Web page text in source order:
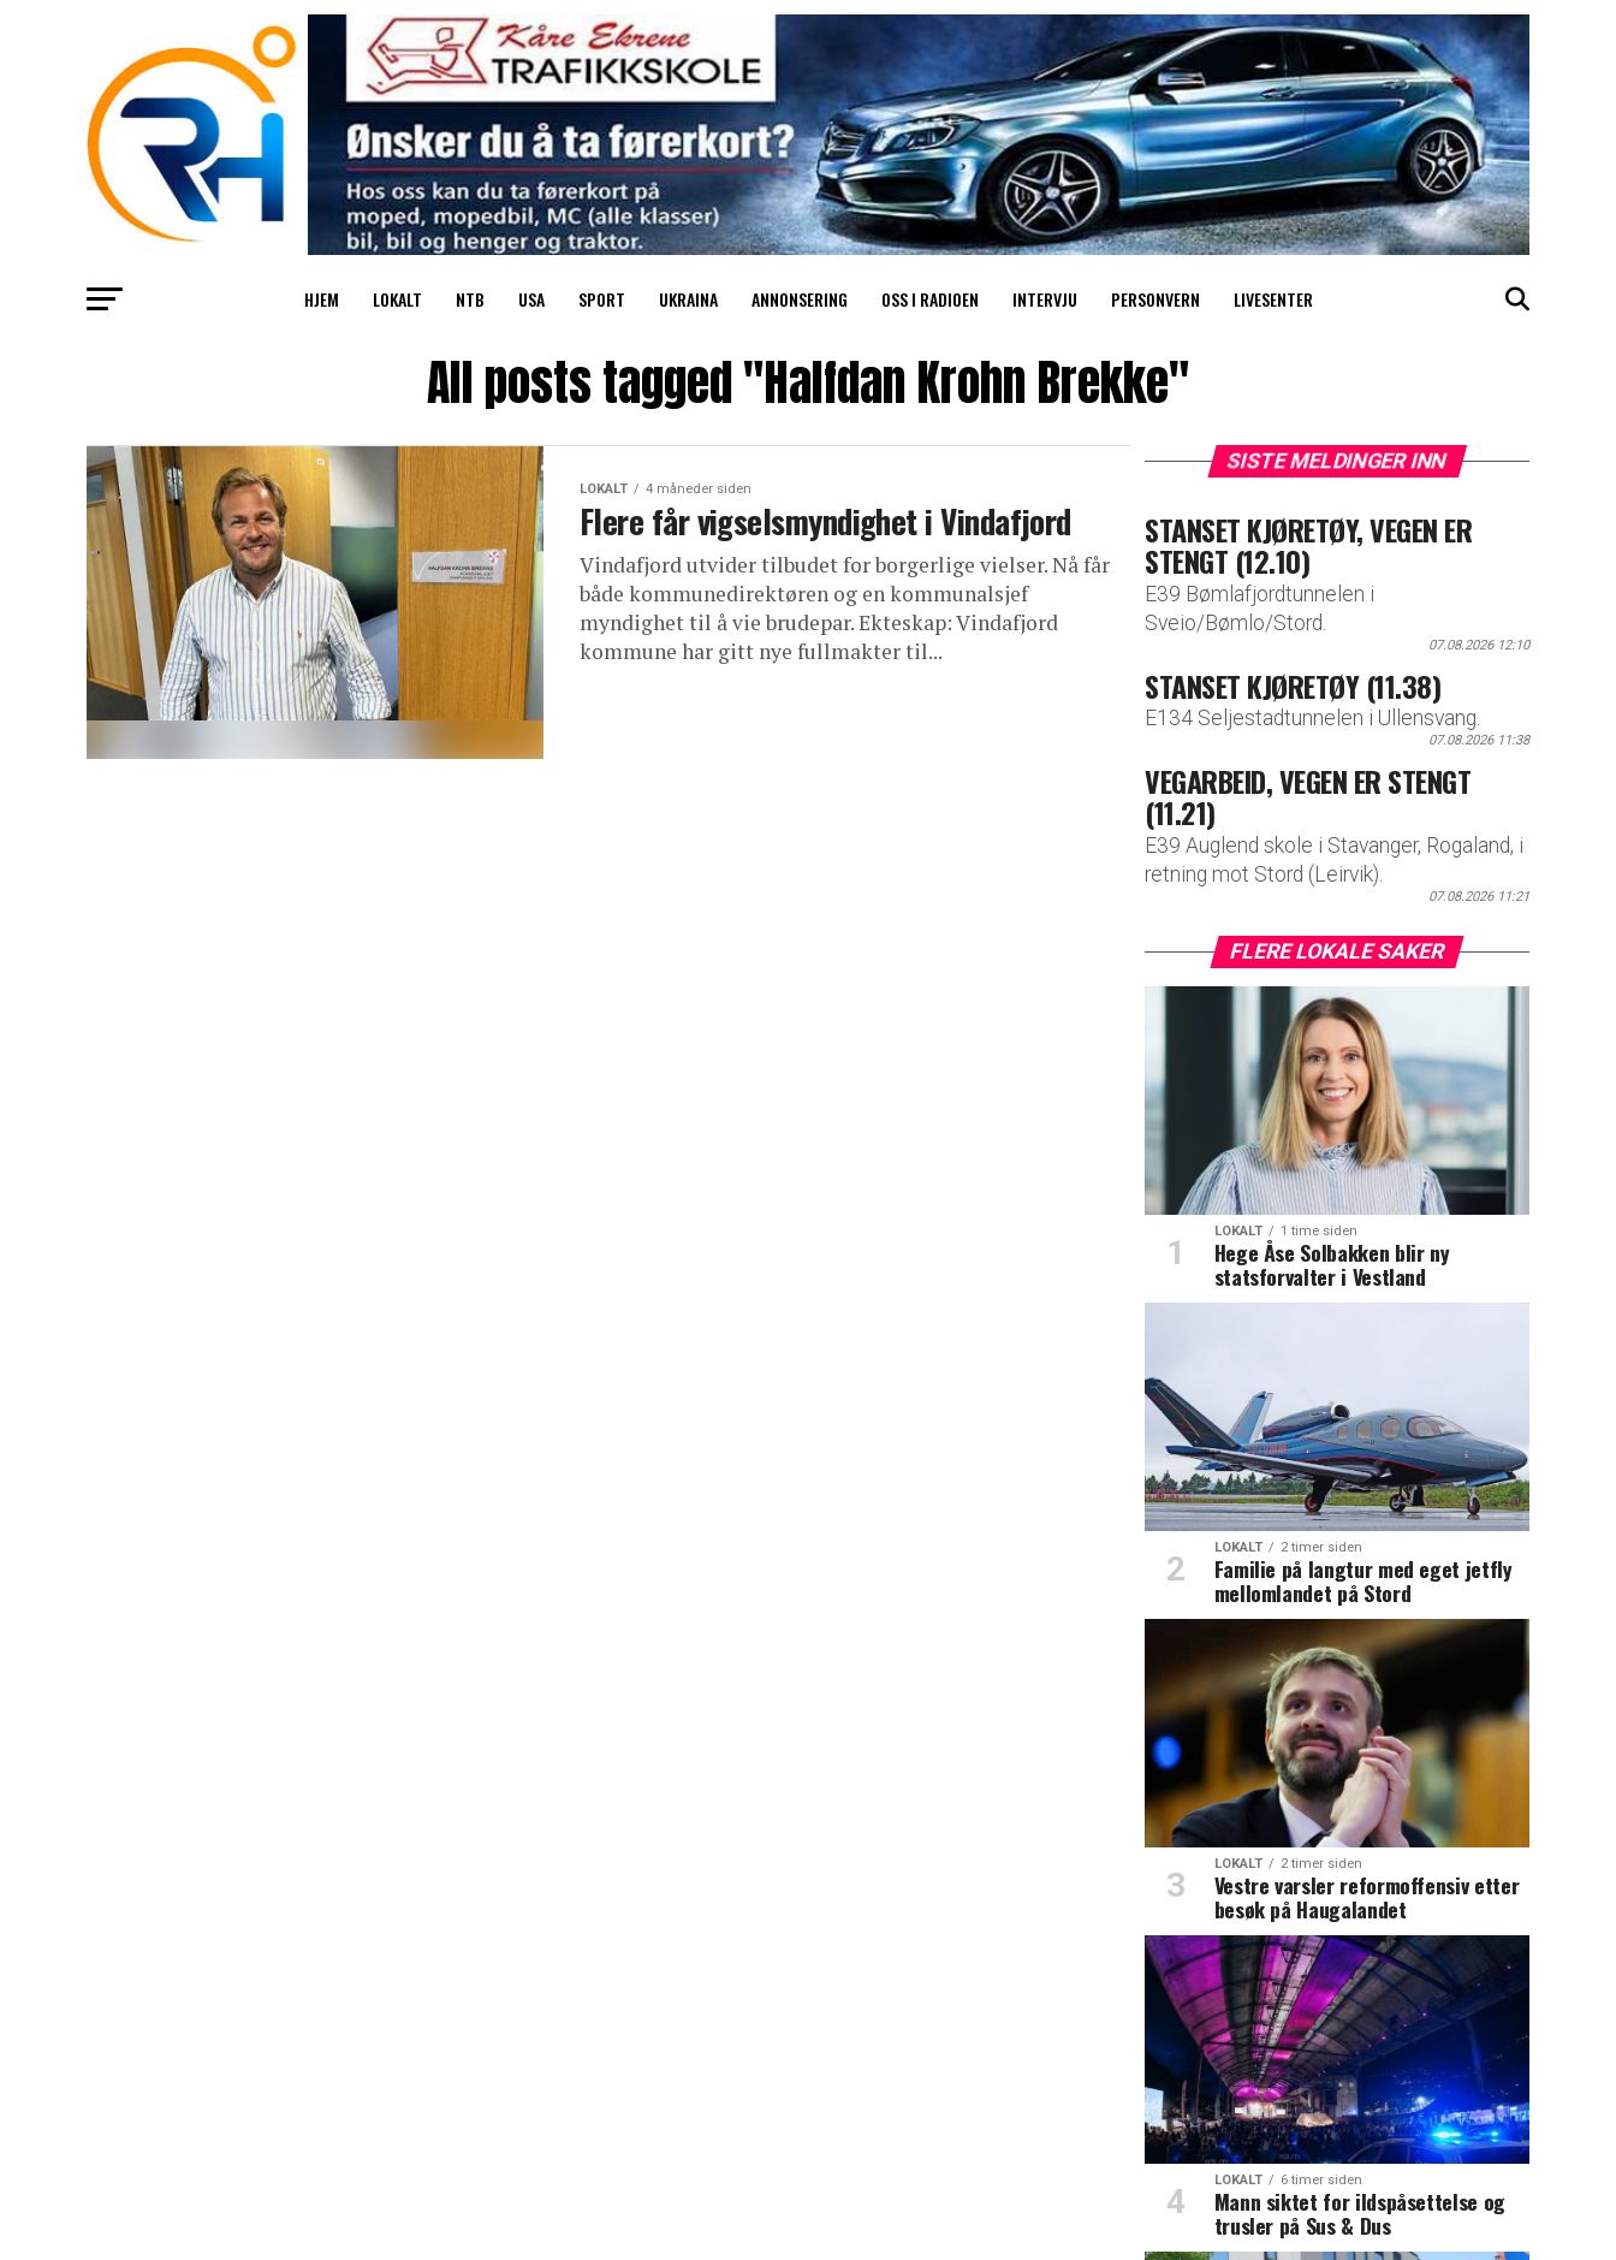
HJEM LOKALT NTB USA SPORT UKRAINA ANNONSERING OSS I RADIOEN INTERVJU PERSONVERN LIVESENTER
All posts tagged "Halfdan Krohn Brekke"
LOKALT 4 måneder siden
Flere får vigselsmyndighet i Vindafjord
Vindafjord utvider tilbudet for borgerlige vielser. Nå får
både kommunedirektøren og en kommunalsjef
myndighet til å vie brudepar. Ekteskap: Vindafjord
kommune har gitt nye fullmakter til...
SISTE MELDINGER INN
STANSET KJØRETØY, VEGEN ER
STENGT (12.10)
E39 Bømlafjordtunnelen i
Sveio/Bømlo/Stord.
07.08.2026 12:10
STANSET KJØRETØY (11.38)
E134 Seljestadtunnelen i Ullensvang.
07.08.2026 11:38
VEGARBEID, VEGEN ER STENGT
(11.21)
E39 Auglend skole i Stavanger, Rogaland, i
retning mot Stord (Leirvik).
07.08.2026 11:21
FLERE LOKALE SAKER
LOKALT 1 time siden
Hege Åse Solbakken blir ny
statsforvalter i Vestland
LOKALT 2 timer siden
Familie på langtur med eget jetfly
mellomlandet på Stord
LOKALT 2 timer siden
Vestre varsler reformoffensiv etter
besøk på Haugalandet
LOKALT 6 timer siden
Mann siktet for ildspåsettelse og
trusler på Sus & Dus